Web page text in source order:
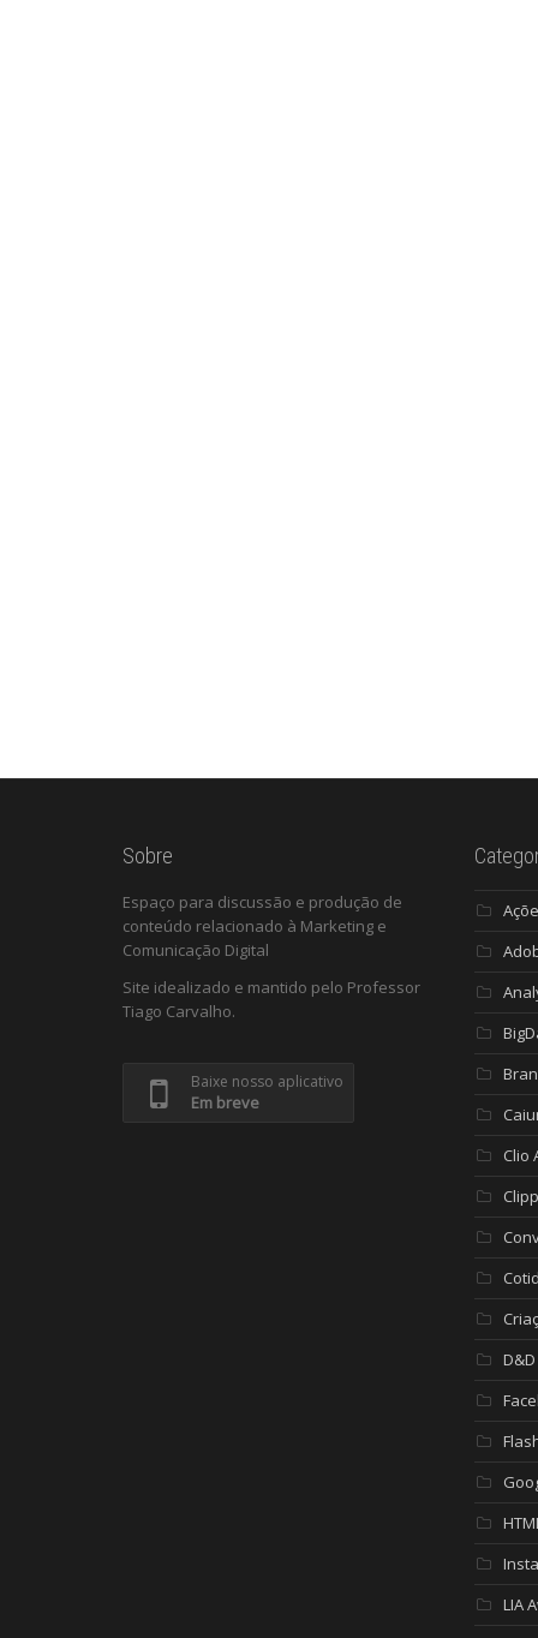
Sobre
Espaço para discussão e produção de
conteúdo relacionado à Marketing e
Comunicação Digital
Site idealizado e mantido pelo Professor
Tiago Carvalho.
Baixe nosso aplicativo
Em breve
Clio
D&D
LIA